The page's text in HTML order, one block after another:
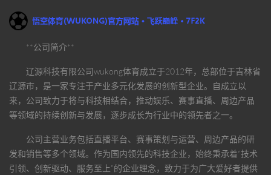
**公司简介**
辽源科技有限公司wukong体育成立于2012年，总部位于吉林省
辽源市，是一家专注于产业多元化发展的创新型企业。自成立以
来，公司致力于将与科技相结合，推动娱乐、赛事直播、周边产品
等领域的持续创新与发展，逐步成长为行业中的领先者之一。
公司主营业务包括直播平台、赛事策划与运营、周边产品的研
发和销售等多个领域。作为国内领先的科技企业，始终秉承着“技术
引领、创新驱动、服务至上”的企业理念，致力于为广大爱好者提供